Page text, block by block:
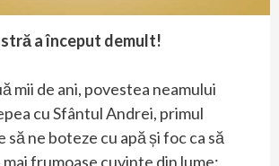
a început demult!
mii de ani, povestea neamului
cu Sfântul Andrei, primul
să ne boteze cu apă și foc ca să
frumoase cuvinte din lume: